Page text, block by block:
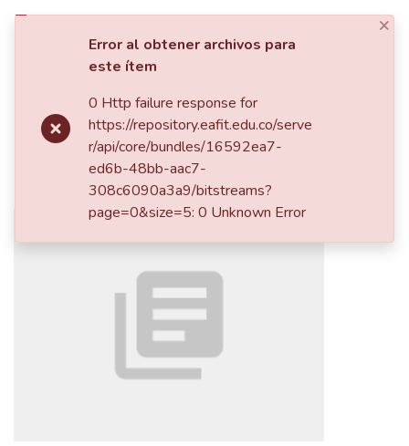
Iniciar sesión
Estadísticas
Carta enviada a Mariano Ospina
Rodríguez
×
Error al obtener archivos para
este ítem
0 Http failure response for
https://repository.eafit.edu.co/serve
r/api/core/bundles/16592ea7-
ed6b-48bb-aac7-
308c6090a3a9/bitstreams?
page=0&size=5: 0 Unknown Error